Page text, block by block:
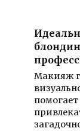
Макияж